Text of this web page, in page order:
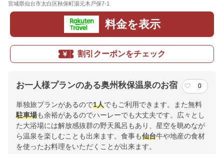
宮城県仙台市太白区秋保町湯元木戸保7-1
料金を表示
割引クーポンをチェック
お一人様プランのある奥州秋保温泉のお宿 0
単独旅プランがあるので1人でもご利用できます。また無料
駐車場も余裕があるのでハーレーでも大丈夫です。広々とし
た大浴場には解放感抜群の野天風呂もあり、星空を眺めなが
ら温泉を楽しむことも出来ます。食事も仙台牛や地産の食材
を使ったお料理をいただくことが出来ます。